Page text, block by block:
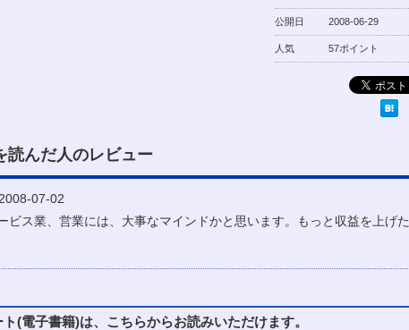
公開日 2008-06-29
人気 57ポイント
読んだ人のレビュー
07-02
ビス業、営業には、大事なマインドかと思います。もっと収益を上げた
(電子書籍)は、こちらからお読みいただけます。